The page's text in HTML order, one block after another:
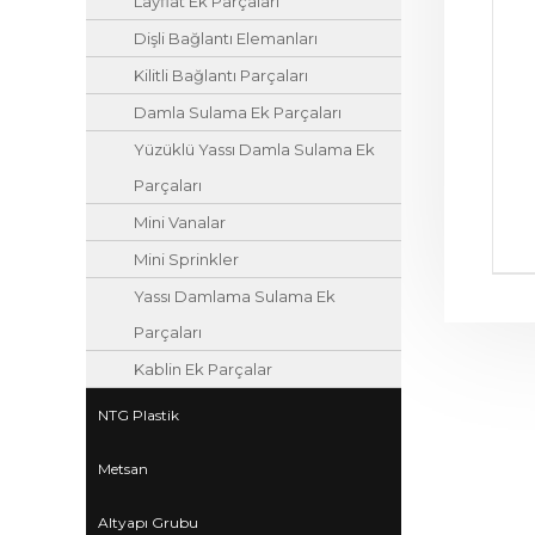
Dişli Bağlantı Elemanları
Kilitli Bağlantı Parçaları
Damla Sulama Ek Parçaları
Yüzüklü Yassı Damla Sulama Ek
Parçaları
Mini Vanalar
Mini Sprinkler
Yassı Damlama Sulama Ek
Parçaları
Kablin Ek Parçalar
NTG Plastik
Metsan
Altyapı Grubu